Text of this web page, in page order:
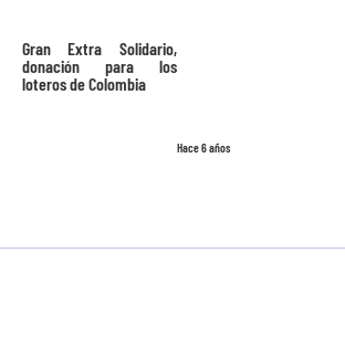
Hace 6 años
Gran Extra Solidario,
donación para los
loteros de Colombia